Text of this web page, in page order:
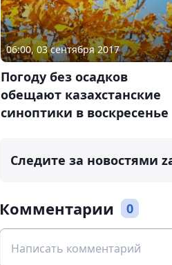
06:00, 03 сентября 2017
Погоду без осадков
обещают казахстанские
синоптики в воскресенье
Следите за новостями
Комментарии 0